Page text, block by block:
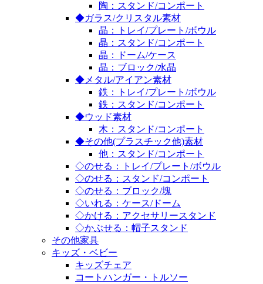
陶：スタンド/コンポート
◆ガラス/クリスタル素材
晶：トレイ/プレート/ボウル
晶：スタンド/コンポート
晶：ドーム/ケース
晶：ブロック/水晶
◆メタル/アイアン素材
鉄：トレイ/プレート/ボウル
鉄：スタンド/コンポート
◆ウッド素材
木：スタンド/コンポート
◆その他(プラスチック他)素材
他：スタンド/コンポート
◇のせる：トレイ/プレート/ボウル
◇のせる：スタンド/コンポート
◇のせる：ブロック/塊
◇いれる：ケース/ドーム
◇かける：アクセサリースタンド
◇かぶせる：帽子スタンド
その他家具
キッズ・ベビー
キッズチェア
コートハンガー・トルソー